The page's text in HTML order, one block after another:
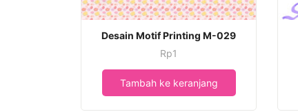
Desain Motif Printing M-029
Rp1
Tambah ke keranjang